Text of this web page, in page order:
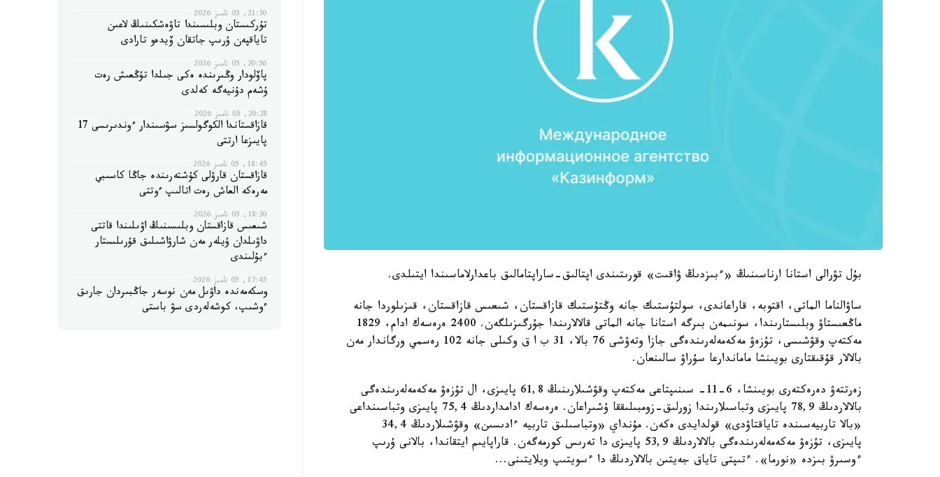
بۇل تۋرالى استانا ارناسىنىڭ «ءبىزدىڭ ۋاقىت» قورىتىندى اپتالىق-ساراپتامالىق باعدارلاماسىندا ايتىلدى.
ساۋالناما الماتى، اقتوبە، قاراعاندى، سولتۇستىك جانە وڭتۇستىك قازاقستان، شىعىس قازاقستان، قىزىلوردا جانە
ماڭعىستاۋ وبلىستارىندا، سونىمەن بىرگە استانا جانە الماتى قالالارىندا جۇرگىزىلگەن. 2400 ەرەسەك ادام، 1829
مەكتەپ وقۋشىسى، تۇزەۋ مەكەمەلەرىندەگى جازا وتەۋشى 76 بالا، 31 ب ا ق وكىلى جانە 102 رەسمي ورگاندار مەن
بالالار قۇقىقتارى بويىنشا ماماندارعا سۇراۋ سالىنعان.
زەرتتەۋ دەرەكتەرى بويىنشا، 6-11- سىنىپتاعى مەكتەپ وقۋشىلارىنىڭ 61,8 پايىزى، ال تۇزەۋ مەكەمەلەرىندەگى
بالالاردىڭ 78,9 پايىزى وتباسىلارىندا زورلىق-زومبىلىققا ۇشىراعان. ەرەسەك ادامداردىڭ 75,4 پايىزى وتباسىنداعى
«بالا تاربيەسىندە تاياقتاۋدى» قولدايدى ەكەن. مۇنداي «وتباسىلىق تاربيە ءادىسىن» وقۋشىلاردىڭ 34,4
پايىزى، تۇزەۋ مەكەمەلەرىندەگى بالالاردىڭ 53,9 پايىزى دا تەرىس كورمەگەن. قاراپايىم ايتقاندا، بالانى ۇرىپ
ءوسىرۋ بىزدە «نورما». ءتىپتى تاياق جەيتىن بالالاردىڭ دا ءسويتىپ ويلايتىنى...
21:30, 05 تامىز 2026
تۇركىستان وبلىسىندا تاۋەشكىنىڭ لاعىن
تاياقپەن ۇرىپ جاتقان ۆيدەو تارادى
20:56, 05 تامىز 2026
پاۆلودار وڭىرىندە ەكى جىلدا تۇڭعىش رەت
ۇشەم دۇنيەگە كەلدى
20:28, 05 تامىز 2026
قازاقستاندا الكوگولسىز سۋسىندار ءوندىرىسى 17
پايىزعا ارتتى
18:45, 05 تامىز 2026
قازاقستان قارۋلى كۇشتەرىندە جاڭا كاسىبي
مەرەكە العاش رەت اتالىپ ءوتتى
18:30, 05 تامىز 2026
شىعىس قازاقستان وبلىسىنىڭ اۋىلىندا قاتتى
داۋىلدان ۇيلەر مەن شارۋاشىلىق قۇرىلىستار
ءبۇلىندى
17:45, 05 تامىز 2026
وسكەمەندە داۋىل مەن نوسەر جاڭبىردان جارىق
ءوشىپ، كوشەلەردى سۋ باستى